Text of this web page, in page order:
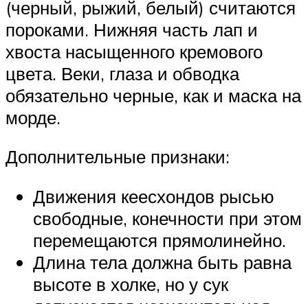
(черный, рыжий, белый) считаются
пороками. Нижняя часть лап и
хвоста насыщенного кремового
цвета. Веки, глаза и обводка
обязательно черные, как и маска на
морде.
Дополнительные признаки:
Движения кеесхондов рысью
свободные, конечности при этом
перемещаются прямолинейно.
Длина тела должна быть равна
высоте в холке, но у сук